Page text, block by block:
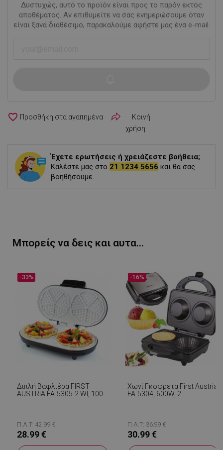
Δυστυχώς, αυτό το προϊόν είναι προς το παρόν εκτός
αποθέματος. Αν επιθυμείτε να σας ενημερώσουμε όταν
είναι ξανά διαθέσιμο, παρακαλούμε αφήστε μας ένα e-mail.
favorite_border
Κοινή
χρήση
Έχετε ερωτήσεις ή χρειάζεστε βοήθεια;
Καλέστε μας στο 21 1234 5656 και θα σας
βοηθήσουμε.
Μπορείς να δεις και αυτα...
Διπλή Βαφλιέρα FIRST
AUSTRIA FA-5305-2 WI, 1000
Θερμοστάτης, Μαύρος /
Ανοξείδωτο Ατσάλι
-33%
Π.Λ.Τ: 42.99 €
28.99 €
Χωνί Γκοφρέτα First Austria
FA-5304, 600W, 2
-16%
Π.Λ.Τ: 36.99 €
30.99 €